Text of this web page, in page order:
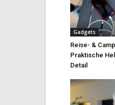
Gadgets
Reise- &
Praktische
Detail